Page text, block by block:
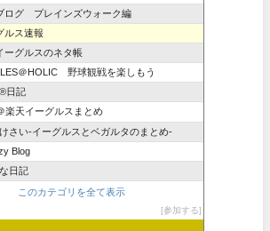
ログ プレインズウォーク編
ルス速報
ーグルスのネタ帳
＠HOLIC 野球観戦を楽しもう
日記
楽天イーグルスまとめ
さい-イーグルスとベガルタのまとめ-
Blog
日記
このカテゴリを全て表示
参加する